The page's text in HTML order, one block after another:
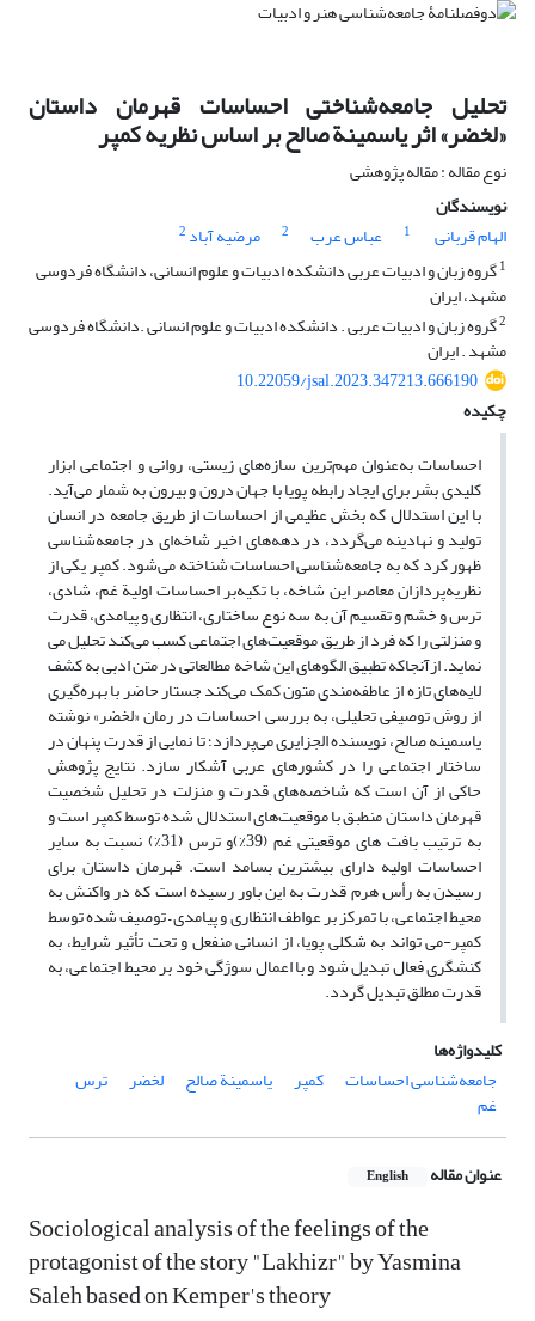
تحلیل جامعه‌شناختی احساسات قهرمان داستان
«لخضر» اثر یاسمینة صالح بر اساس نظریه کمپر
نوع مقاله : مقاله پژوهشی
نویسندگان
الهام قربانی
1 عباس عرب 2 مرضیه آباد 2
1گروه زبان و ادبیات عربی دانشکده ادبیات و علوم انسانی، دانشگاه فردوسی
مشهد، ایران
2گروه زبان و ادبیات عربی . دانشکده ادبیات و علوم انسانی .دانشگاه فردوسی
مشهد . ایران
10.22059/jsal.2023.347213.666190
چکیده
احساسات به‌عنوان مهم‌ترین سازه‌های زیستی، روانی و اجتماعی ابزار
کلیدی بشر برای ایجاد رابطه پویا با جهان درون و بیرون به شمار می‌آید.
با این استدلال که بخش عظیمی از احساسات از طریق جامعه در انسان
تولید و نهادینه می‌گردد، در دهه‌های اخیر شاخه‌ای در جامعه‌شناسی
ظهور کرد که به جامعه‌شناسی احساسات شناخته می‌شود. کمپر یکی از
نظریه‌پردازان معاصر این شاخه، با تکیه‌بر احساسات اولیة غم، شادی،
ترس و خشم و تقسیم آن به سه نوع ساختاری، انتظاری و پیامدی، قدرت
و منزلتی را که فرد از طریق موقعیت‌های اجتماعی کسب می‌کند تحلیل می
نماید. ازآنجاکه تطبیق الگوهای این شاخه مطالعاتی در متن ادبی به کشف
لایه‌های تازه از عاطفه‌مندی متون کمک می‌کند جستار حاضر با بهره‌گیری
از روش توصیفی تحلیلی، به بررسی احساسات در رمان «لخضر» نوشته
یاسمینه صالح، نویسنده الجزایری می‌پردازد؛ تا نمایی از قدرت پنهان در
ساختار اجتماعی را در کشورهای عربی آشکار سازد. نتایج پژوهش
حاکی از آن است که شاخصه‌های قدرت و منزلت در تحلیل شخصیت
قهرمان داستان منطبق با موقعیت‌های استدلال شده توسط کمپر است و
به ترتیب بافت های موقعیتی غم (39%)و ترس (31%) نسبت به سایر
احساسات اولیه دارای بیشترین بسامد است. قهرمان داستان برای
رسیدن به رأس هرم قدرت به این باور رسیده است که در واکنش به
محیط اجتماعی، با تمرکز بر عواطف انتظاری و پیامدی – توصیف شده توسط
کمپر-می تواند به شکلی پویا، از انسانی منفعل و تحت تأثیر شرایط، به
کنشگری فعال تبدیل شود و با اعمال سوژگی خود بر محیط اجتماعی، به
قدرت مطلق تبدیل گردد.
کلیدواژه‌ها
جامعه‌شناسی احساسات
کمپر یاسمینة صالح لخضر ترس
غم
عنوان مقاله English
Sociological analysis of the feelings of the
protagonist of the story "Lakhizr" by Yasmina
Saleh based on Kemper's theory